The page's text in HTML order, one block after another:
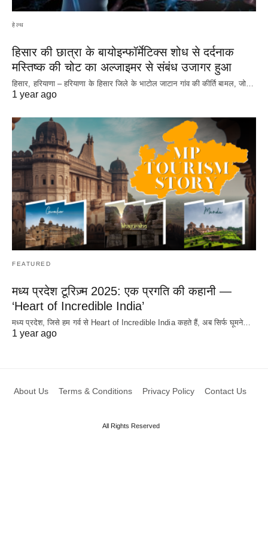
हेल्थ
हिसार की छात्रा के बायोइन्फॉर्मेटिक्स शोध से दर्दनाक
मस्तिष्क की चोट का अल्जाइमर से संबंध उजागर हुआ
हिसार, हरियाणा – हरियाणा के हिसार जिले के भाटोल जाटान गांव की कीर्ति बामल, जो…
1 year ago
FEATURED
मध्य प्रदेश टूरिज़्म 2025: एक प्रगति की कहानी —
‘Heart of Incredible India’
मध्य प्रदेश, जिसे हम गर्व से Heart of Incredible India कहते हैं, अब सिर्फ घूमने…
1 year ago
About Us Terms & Conditions Privacy Policy Contact Us
All Rights Reserved